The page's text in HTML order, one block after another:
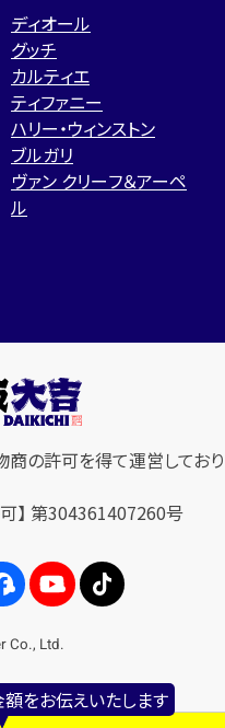
をお伝えいたします
ディオール
グッチ
カルティエ
ティファニー
ハリー・ウィンストン
ブルガリ
ヴァン クリーフ＆アーペ
ル
の許可を得て運営しており
】 第304361407260号
Co., Ltd.